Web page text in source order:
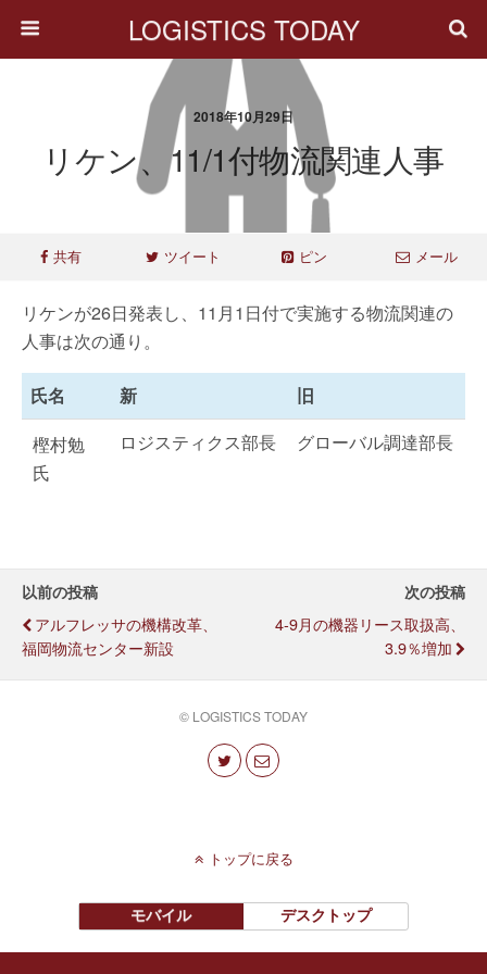
LOGISTICS TODAY
2018年10月29日
リケン、11/1付物流関連人事
共有 ツイート ピン メール
リケンが26日発表し、11月1日付で実施する物流関連の
人事は次の通り。
氏名 新
旧
樫村勉
氏
ロジスティクス部長 グローバル調達部長
以前の投稿
アルフレッサの機構改革、
福岡物流センター新設
次の投稿
4-9月の機器リース取扱高、
3.9％増加
© LOGISTICS TODAY
トップに戻る
モバイル デスクトップ